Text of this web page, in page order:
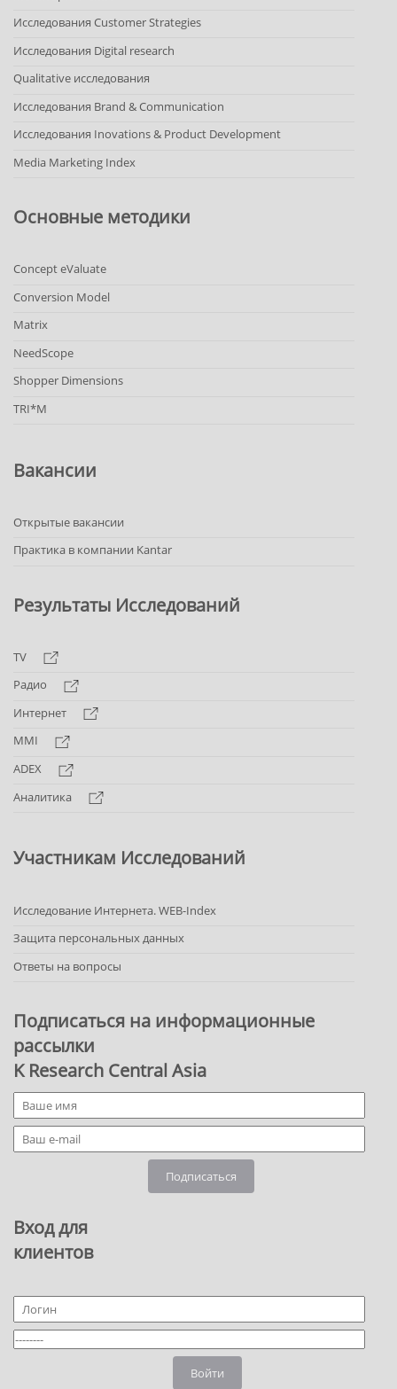
Исследования Customer Strategies
Исследования Digital research
Qualitative исследования
Исследования Brand & Communication
Исследования Inovations & Product Development
Media Marketing Index
Основные методики
Concept eValuate
Conversion Model
Matrix
NeedScope
Shopper Dimensions
TRI*M
Вакансии
Открытые вакансии
Практика в компании Kantar
Результаты Исследований
TV
Радио
Интернет
MMI
ADEX
Аналитика
Участникам Исследований
Исследование Интернета. WEB-Index
Защита персональных данных
Ответы на вопросы
Подписаться на информационные
рассылки
K Research Central Asia
Подписаться
Вход для
клиентов
Войти